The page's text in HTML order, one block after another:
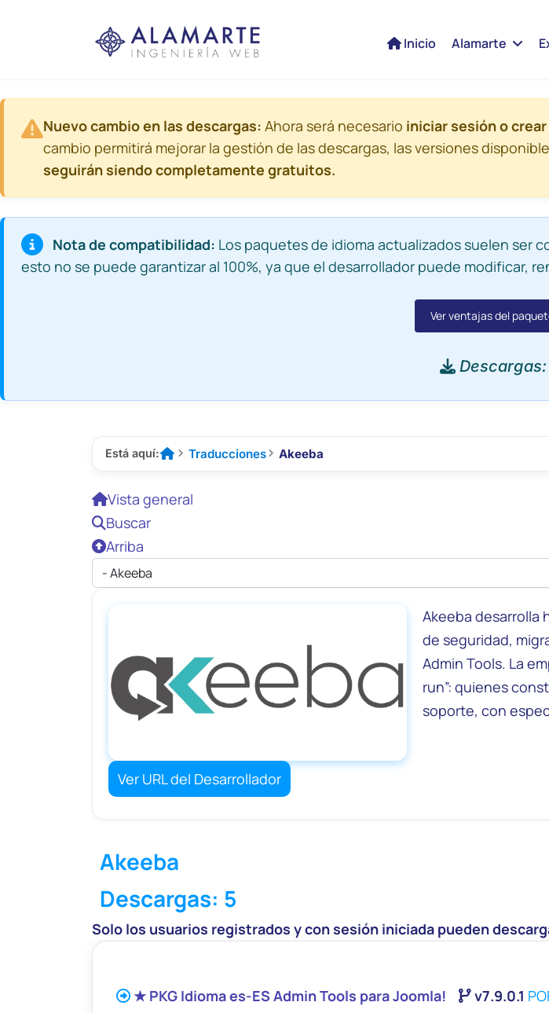
Inicio Alamarte
Nuevo cambio en las descargas: Ahora será necesario iniciar sesión o
cambio permitirá mejorar la gestión de las descargas, las versiones
seguirán siendo completamente gratuitos.
Nota de compatibilidad: Los paquetes de idioma actualizados suelen ser
esto no se puede garantizar al 100%, ya que el desarrollador puede modificar,
Ver ventajas del
Descargas:
Está aquí:
Inicio
 Traducciones  Akeeba
Vista general
Buscar
Arriba
Ver URL del Desarrollador
Akeeba desarrolla
de seguridad,
Admin Tools. La
run”: quienes
soporte, con
Akeeba
Descargas: 5
Solo los usuarios registrados y con sesión iniciada pueden
★ PKG Idioma es-ES Admin Tools para Joomla! v7.9.0.1